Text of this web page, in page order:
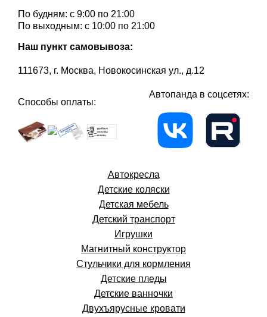
По будням: с 9:00 по 21:00
По выходным: с 10:00 по 21:00
Наш пункт самовывоза:
111673, г. Москва, Новокосинская ул., д.12
Способы оплаты:
Автопанда в соцсетях:
Автокресла
Детские коляски
Детская мебель
Детский транспорт
Игрушки
Магнитный конструктор
Стульчики для кормления
Детские пледы
Детские ванночки
Двухъярусные кровати